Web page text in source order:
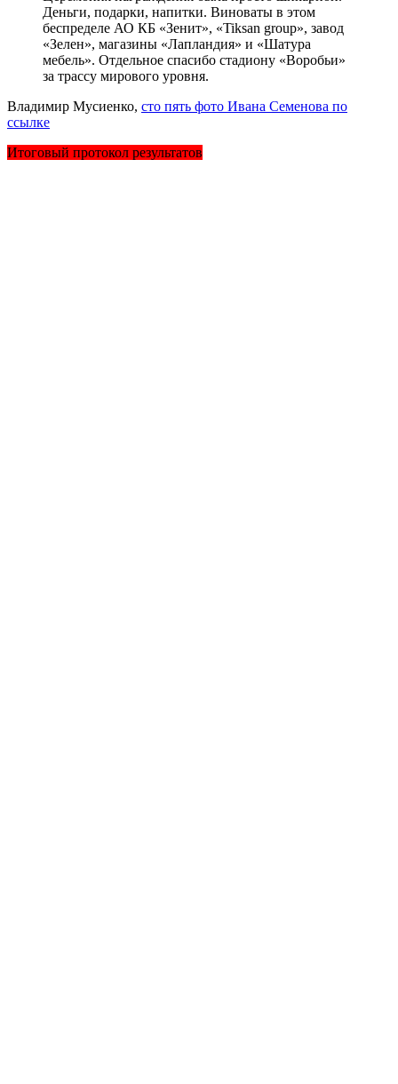
Деньги, подарки, напитки. Виноваты в этом
беспределе АО КБ «Зенит», «Tiksan group», завод
«Зелен», магазины «Лапландия» и «Шатура
мебель». Отдельное спасибо стадиону «Воробьи»
за трассу мирового уровня.
Владимир Мусиенко, сто пять фото Ивана Семенова по
ссылке
Итоговый протокол результатов